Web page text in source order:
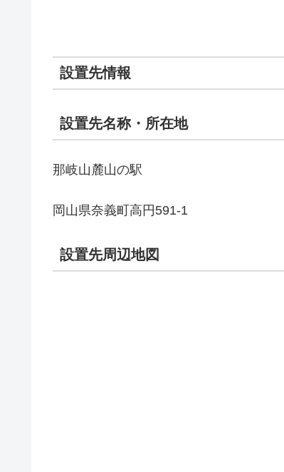
設置先情報
設置先名称・所在地
那岐山麓山の駅
岡山県奈義町高円591-1
設置先周辺地図